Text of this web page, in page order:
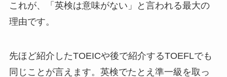
これが、「英検は意味がない」と言われる最大の
理由です。
先ほど紹介したTOEICや後で紹介するTOEFLでも
同じことが言えます。英検でたとえ準一級を取っ